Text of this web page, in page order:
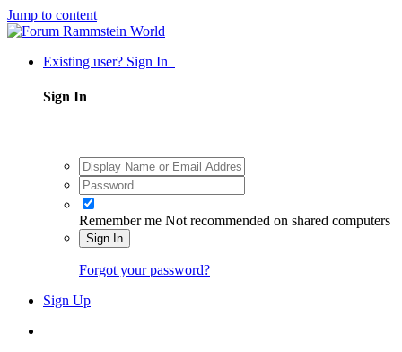
Jump to content
Existing user? Sign In
Sign In
Remember me Not recommended on shared computers
Sign In
Forgot your password?
Sign Up